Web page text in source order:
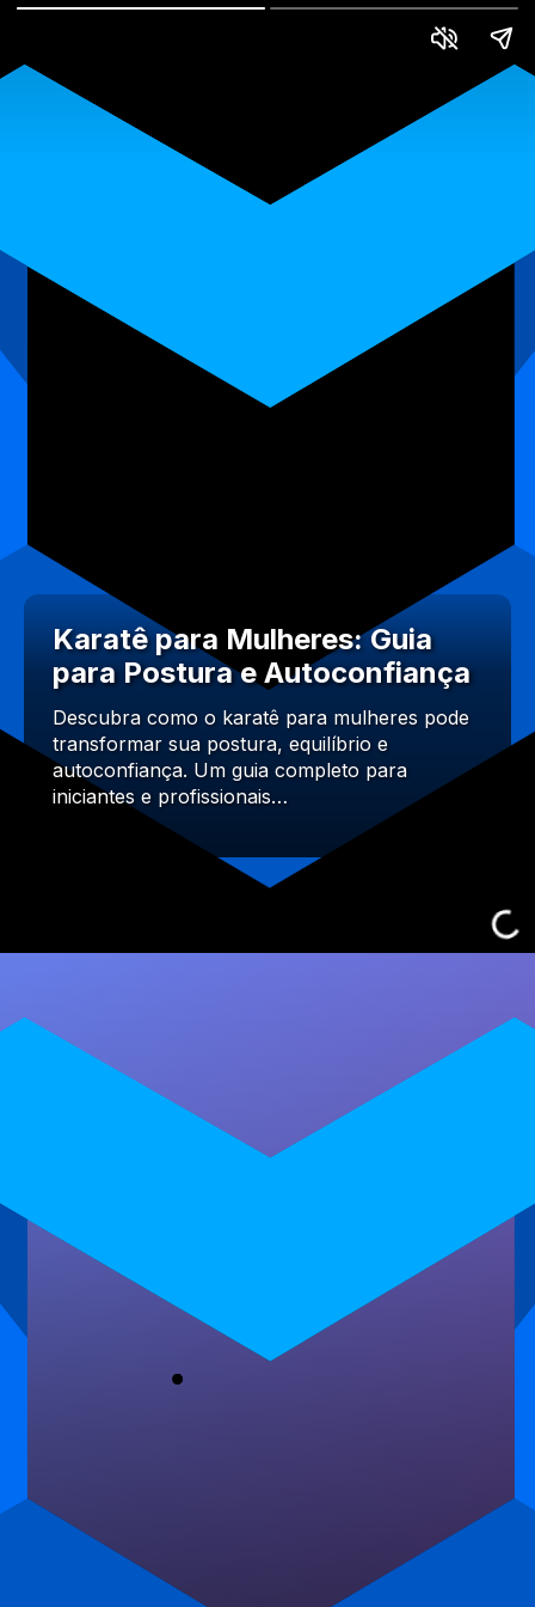
Karatê para Mulheres: Guia
para Postura e Autoconfiança
Descubra como o karatê para mulheres pode
transformar sua postura, equilíbrio e
autoconfiança. Um guia completo para
iniciantes e profissionais…